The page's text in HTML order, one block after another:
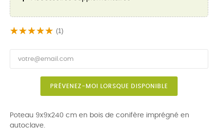
(1)
PRÉVENEZ-MOI LORSQUE DISPONIBLE
Poteau 9x9x240 cm en bois de conifère imprégné en
autoclave.